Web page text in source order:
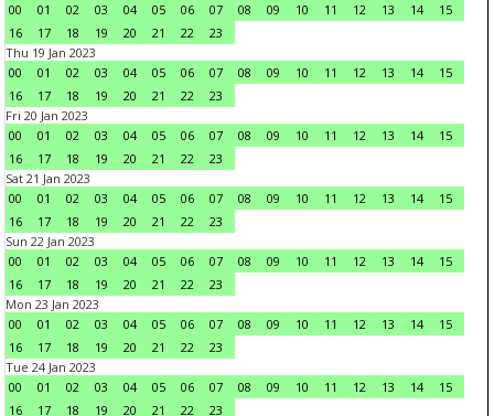
00
01 02 03 04 05 06 07 08 09 10 11 12 13 14
15
16
17 18 19 20 21 22
23
Thu 19 Jan 2023
00
01 02 03 04 05 06 07 08 09 10 11 12 13 14
15
16
17 18 19 20 21 22
23
Fri 20 Jan 2023
00
01 02 03 04 05 06 07 08 09 10 11 12 13 14
15
16
17 18 19 20 21 22
23
Sat 21 Jan 2023
00
01 02 03 04 05 06 07 08 09 10 11 12 13 14
15
16
17 18 19 20 21 22
23
Sun 22 Jan 2023
00
01 02 03 04 05 06 07 08 09 10 11 12 13 14
15
16
17 18 19 20 21 22
23
Mon 23 Jan 2023
00
01 02 03 04 05 06 07 08 09 10 11 12 13 14
15
16
17 18 19 20 21 22
23
Tue 24 Jan 2023
00
01 02 03 04 05 06 07 08 09 10 11 12 13 14
15
16
17 18 19 20 21 22
23